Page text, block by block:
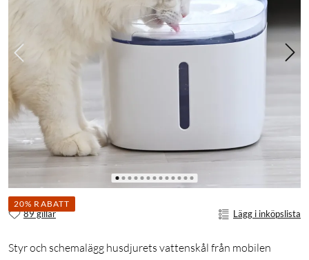
20% RABATT
89 gillar Lägg i inköpslista
Styr och schemalägg husdjurets vattenskål från mobilen